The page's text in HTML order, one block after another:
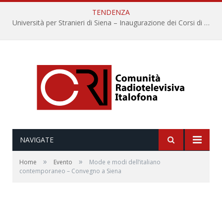
TENDENZA
Università per Stranieri di Siena – Inaugurazione dei Corsi di Lingua e Cultura Italiana, 109a annata
NAVIGATE
Home » Evento »
Mode e modi dell’italiano
contemporaneo – Convegno a Siena